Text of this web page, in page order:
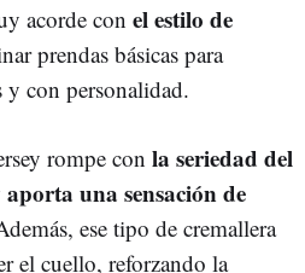
acorde con el estilo de
prendas básicas para
con personalidad.
rompe con la seriedad del
una sensación de
ese tipo de cremallera
el cuello, reforzando la